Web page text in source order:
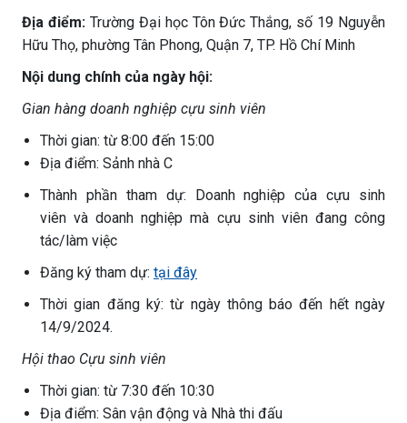
Địa điểm:Trường Đại học Tôn Đức Thắng, số 19 Nguyễn
Hữu Thọ, phường Tân Phong, Quận 7, TP. Hồ Chí Minh
Nội dung chính của ngày hội:
Gian hàng doanh nghiệp cựu sinh viên
Thời gian: từ 8:00 đến 15:00
Địa điểm: Sảnh nhà C
Thành phần tham dự: Doanh nghiệp của cựu sinh
viên và doanh nghiệp mà cựu sinh viên đang công
tác/làm việc
Đăng ký tham dự: tại đây
Thời gian đăng ký: từ ngày thông báo đến hết ngày
14/9/2024.
Hội thao Cựu sinh viên
Thời gian: từ 7:30 đến 10:30
Địa điểm: Sân vận động và Nhà thi đấu